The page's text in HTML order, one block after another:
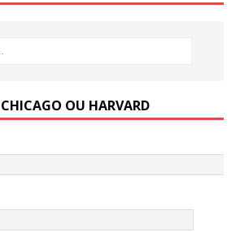
OU HARVARD